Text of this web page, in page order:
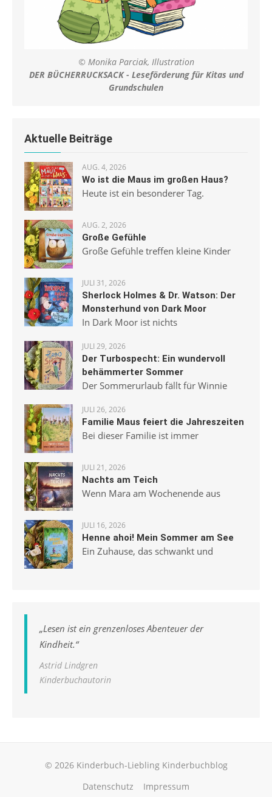
© Monika Parciak, Illustration
DER BÜCHERRUCKSACK - Leseförderung für Kitas und
Grundschulen
Aktuelle Beiträge
AUG. 4, 2026
Wo ist die Maus im großen Haus?
Heute ist ein besonderer Tag.
AUG. 2, 2026
Große Gefühle
Große Gefühle treffen kleine Kinder
JULI 31, 2026
Sherlock Holmes & Dr. Watson: Der
Monsterhund von Dark Moor
In Dark Moor ist nichts
JULI 29, 2026
Der Turbospecht: Ein wundervoll
behämmerter Sommer
Der Sommerurlaub fällt für Winnie
JULI 26, 2026
Familie Maus feiert die Jahreszeiten
Bei dieser Familie ist immer
JULI 21, 2026
Nachts am Teich
Wenn Mara am Wochenende aus
JULI 16, 2026
Henne ahoi! Mein Sommer am See
Ein Zuhause, das schwankt und
„Lesen ist ein grenzenloses Abenteuer der
Kindheit.“
Astrid Lindgren
Kinderbuchautorin
© 2026 Kinderbuch-Liebling Kinderbuchblog
Datenschutz
Impressum